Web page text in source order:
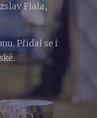
Fiala,
Přidal se i